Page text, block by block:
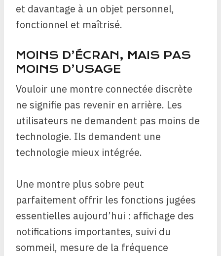
et davantage à un objet personnel,
fonctionnel et maîtrisé.
MOINS D’ÉCRAN, MAIS PAS
MOINS D’USAGE
Vouloir une montre connectée discrète
ne signifie pas revenir en arrière. Les
utilisateurs ne demandent pas moins de
technologie. Ils demandent une
technologie mieux intégrée.
Une montre plus sobre peut
parfaitement offrir les fonctions jugées
essentielles aujourd’hui : affichage des
notifications importantes, suivi du
sommeil, mesure de la fréquence